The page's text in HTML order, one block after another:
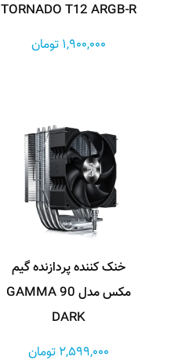
TORNADO T12 ARGB-R
1,900,000 تومان
خنک کننده پردازنده گیم
مکس مدل GAMMA 90
DARK
2,599,000 تومان